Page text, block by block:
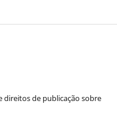
direitos de publicação sobre